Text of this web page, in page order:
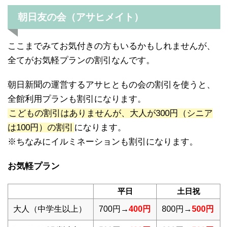
朝日友の会（アサヒメイト）
ここまでみてお気付きの方もいるかもしれませんが、
全てがお気軽プランの割引なんです。
朝日新聞の運営するアサヒともの会の割引を使うと、
全館利用プランも割引になります。
こどもの割引はありませんが、大人が300円（シニア
は100円）の割引 になります。
※ちなみにイルミネーションも割引になります。
お気軽プラン
平日 土日祝
大人（中学生以上） 700円→400円 800円→500円